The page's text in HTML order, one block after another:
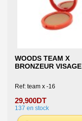
WOODS TEAM X
BRONZEUR VISAGE
Ref: team x -16
29,900DT
137 en stock